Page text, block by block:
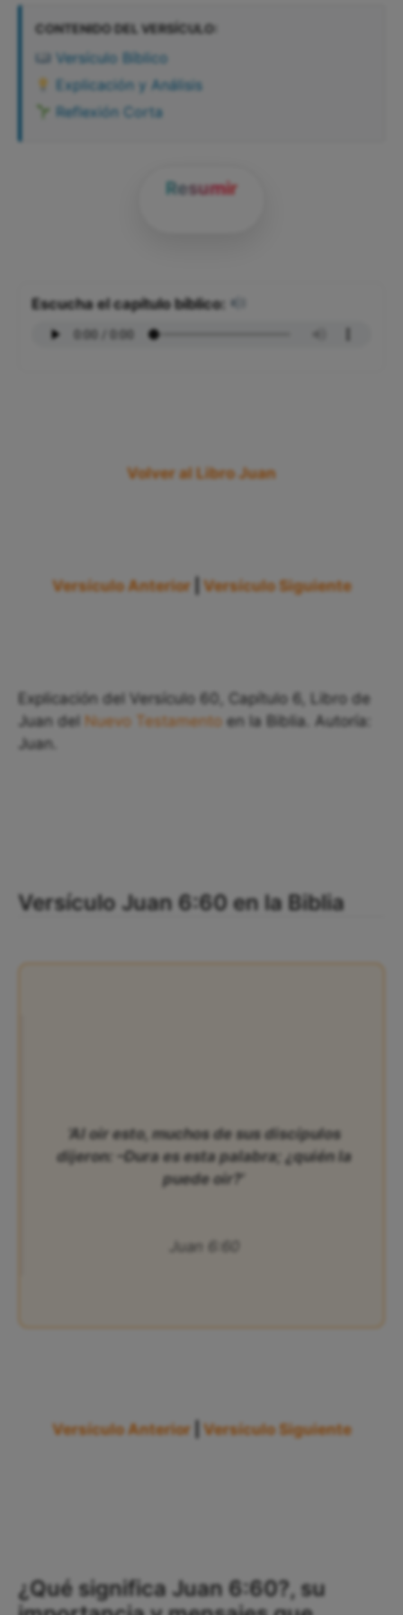
CONTENIDO DEL VERSÍCULO:
Versículo Bíblico
Explicación y Análisis
Reflexión Corta
Resumir
Escucha el capítulo bíblico:
Volver al Libro Juan
Versículo Anterior Versículo Siguiente
Explicación del Versículo 60, Capítulo 6, Libro de
Juan del Nuevo Testamento en la Biblia. Autoría:
Juan.
Versículo Juan 6:60 en la Biblia
‘Al oir esto, muchos de sus discípulos
dijeron: –Dura es esta palabra; ¿quién la
puede oir?’
Juan 6:60
Versículo Anterior Versículo Siguiente
¿Qué significa Juan 6:60?, su